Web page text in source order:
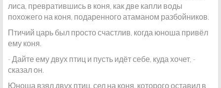
лиса, превратившись в коня, как две капли воды
похожего на коня, подаренного атаманом разбойников.
Птичий царь был просто счастлив, когда юноша привёл
ему коня.
- Дайте ему двух птиц и пусть идёт себе, куда хочет, -
сказал он.
Юноша взял двух птиц, сел на коня, которого оставил в